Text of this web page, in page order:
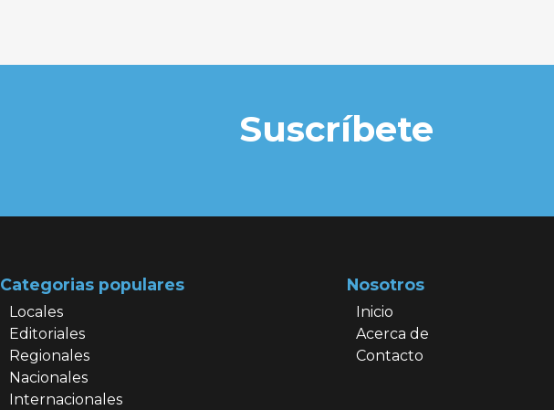
Suscríbete
Categorias populares
Locales
Editoriales
Regionales
Nacionales
Internacionales
Nosotros
Inicio
Acerca de
Contacto